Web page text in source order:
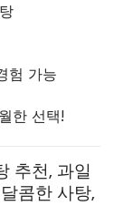
험 가능
한 선택!
추천, 과일
콤한 사탕,